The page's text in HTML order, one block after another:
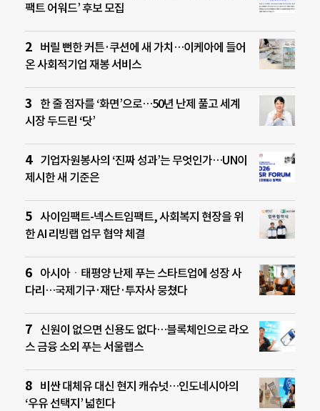
팩트 어워드’ 후보 모집
버릴 뻔한 커튼·쿠션에 새 가치…이케아에 들어
온 사회적기업 재봉 서비스
한 줄 점자를 ‘화면’으로…50년 난제 풀고 세계
시장 두드린 ‘닷’
기업자원봉사의 ‘진짜 성과’는 무엇인가…UN이
제시한 새 기준은
사이임팩트-넥스트임팩트, 사회복지 현장을 위
한 AI 리빙랩 업무 협약 체결
아시아ㆍ태평양 난제 푸는 스타트업에 성장 사
다리…국제기구·재단·투자사 뭉쳤다
신원이 없으면 신용도 없다…블록체인으로 라오
스 금융 소외 푸는 서울랩스
비싼 대체유 대신 현지 캐슈넛…인도네시아의
‘우유 선택지’ 넓힌다